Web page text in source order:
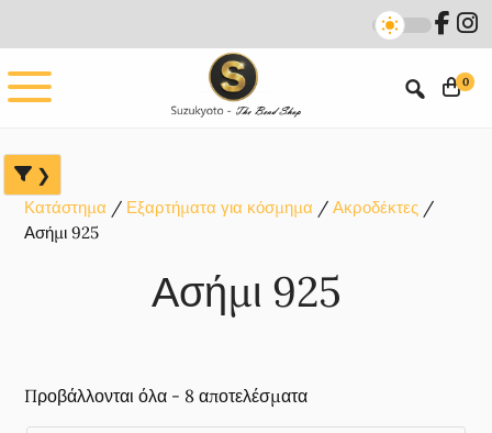
main
content
primary
sidebar
footer
0
Κατάστημα Εξαρτήματα για κόσμημα
Ακροδέκτες
Ασήμι 925
Ασήμι 925
Προβάλλονται όλα - 8 αποτελέσματα